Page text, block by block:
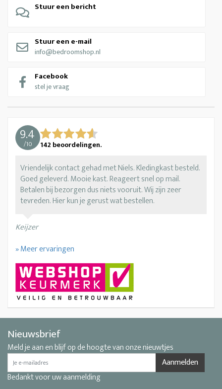
Stuur een bericht
Stuur een e-mail
info@bedroomshop.nl
Facebook
stel je vraag
9.4
/10 142 beoordelingen.
Vriendelijk contact gehad met Niels. Kledingkast besteld.
Goed geleverd. Mooie kast. Reageert snel op mail.
Betalen bij bezorgen dus niets vooruit. Wij zijn zeer
tevreden. Hier kun je gerust wat bestellen.
Keijzer
» Meer ervaringen
Nieuwsbrief
Meld je aan en blijf op de hoogte van onze nieuwtjes
Aanmelden
Bedankt voor uw aanmelding